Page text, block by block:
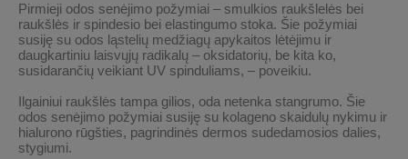
Pirmieji odos senėjimo požymiai – smulkios raukšlelės bei
raukšlės ir spindesio bei elastingumo stoka. Šie požymiai
susiję su odos ląstelių medžiagų apykaitos lėtėjimu ir
daugkartiniu laisvųjų radikalų – oksidatorių, be kita ko,
susidarančių veikiant UV spinduliams, – poveikiu.
Ilgainiui raukšlės tampa gilios, oda netenka stangrumo. Šie
odos senėjimo požymiai susiję su kolageno skaidulų nykimu ir
hialurono rūgšties, pagrindinės dermos sudedamosios dalies,
stygiumi.